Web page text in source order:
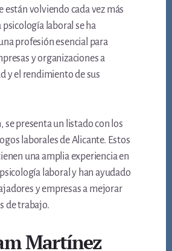
están volviendo cada vez más
psicología laboral se ha
profesión esencial para
y organizaciones a
y el rendimiento de sus
se presenta un listado con los
laborales de Alicante. Estos
una amplia experiencia en
laboral y han ayudado
y empresas a mejorar
de trabajo.
Martínez